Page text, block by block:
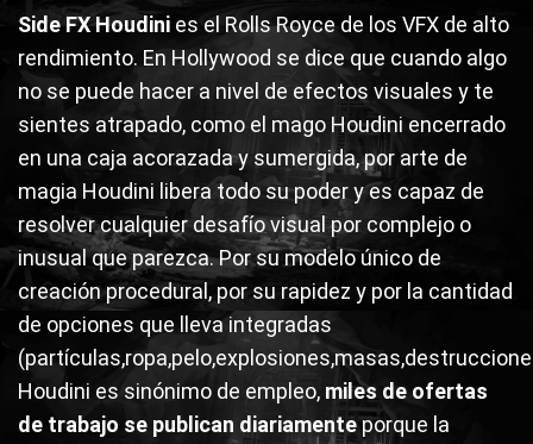
Side FX Houdini es el Rolls Royce de los VFX de alto
rendimiento. En Hollywood se dice que cuando algo
no se puede hacer a nivel de efectos visuales y te
sientes atrapado, como el mago Houdini encerrado
en una caja acorazada y sumergida, por arte de
magia Houdini libera todo su poder y es capaz de
resolver cualquier desafío visual por complejo o
inusual que parezca. Por su modelo único de
creación procedural, por su rapidez y por la cantidad
de opciones que lleva integradas
Houdini es sinónimo de empleo, miles de ofertas
de trabajo se publican diariamenteporque la